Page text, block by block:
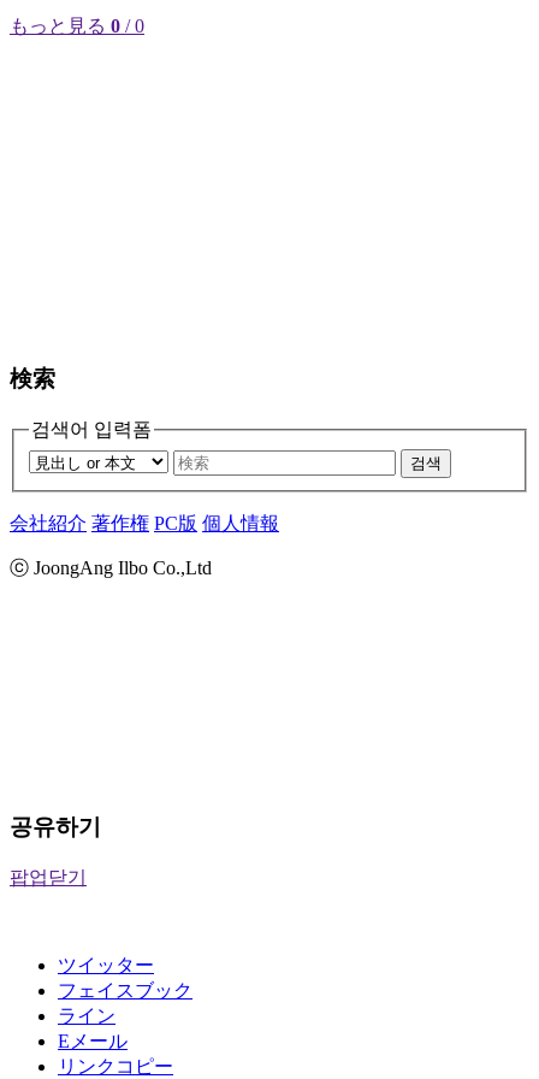
もっと見る 0 / 0
検索
검색어 입력폼
검색
会社紹介 著作権 PC版 個人情報
ⓒ JoongAng Ilbo Co.,Ltd
공유하기
팝업닫기
ツイッター
フェイスブック
ライン
Eメール
リンクコピー